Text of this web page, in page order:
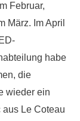
Februar,
März. Im April
habe
die
wieder ein
aus Le Coteau